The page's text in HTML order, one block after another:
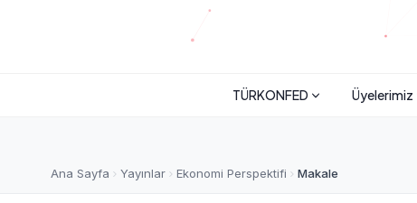
TÜRKONFED Üyelerimiz
Ana Sayfa Yayınlar Ekonomi Perspektifi Makale